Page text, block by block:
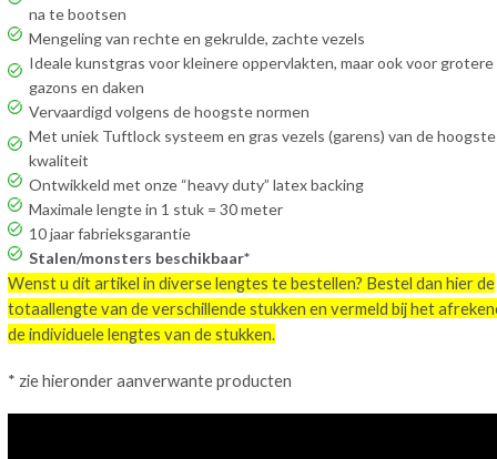
na te bootsen
Mengeling van rechte en gekrulde, zachte vezels
Ideale kunstgras voor kleinere oppervlakten, maar ook voor grotere
gazons en daken
Vervaardigd volgens de hoogste normen
Met uniek Tuftlock systeem en gras vezels (garens) van de hoogste
kwaliteit
Ontwikkeld met onze “heavy duty” latex backing
Maximale lengte in 1 stuk = 30 meter
10 jaar fabrieksgarantie
Stalen/monsters beschikbaar*
Wenst u dit artikel in diverse lengtes te bestellen? Bestel dan hier de
totaallengte van de verschillende stukken en vermeld bij het
de individuele lengtes van de stukken.
* zie hieronder aanverwante producten